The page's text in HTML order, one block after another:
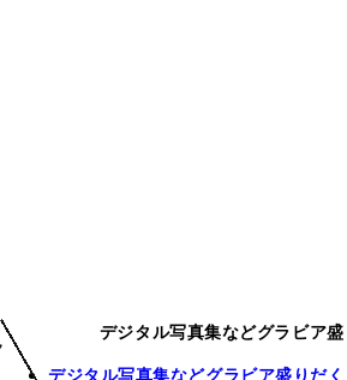
デジタル写真集などグラビア
デジタル写真集などグラビア盛りだ